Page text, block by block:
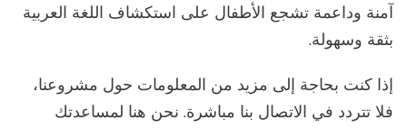
آمنة وداعمة تشجع الأطفال على استكشاف اللغة العربية
بثقة وسهولة.
إذا كنت بحاجة إلى مزيد من المعلومات حول مشروعنا،
فلا تتردد في الاتصال بنا مباشرة. نحن هنا لمساعدتك